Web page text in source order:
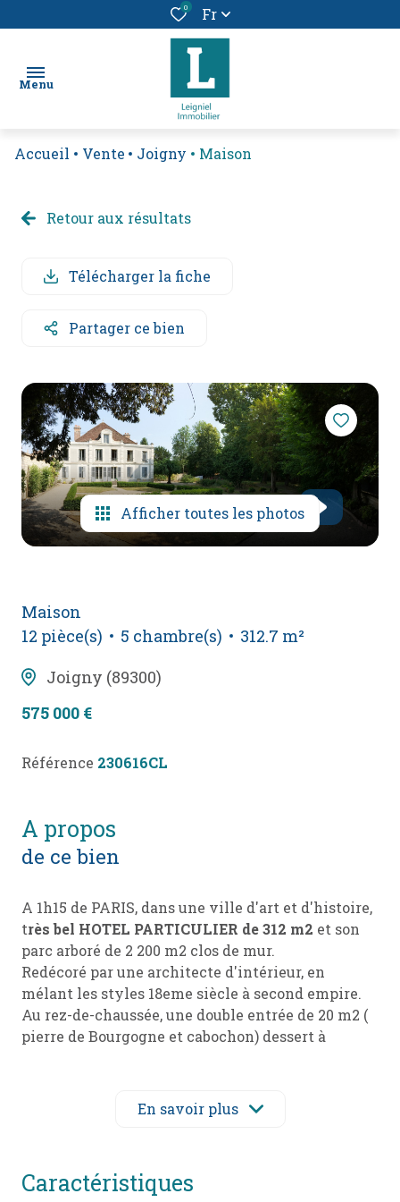
0 Fr
Menu
bien
e-
mail
poser
une
question
l'agence
Accueil Vente Joigny Maison
Retour aux résultats
Télécharger la fiche
Partager ce bien
Afficher toutes les photos
Maison
12 pièce(s)
5 chambre(s)
312.7 m²
Joigny (89300)
575 000 €
Référence 230616CL
a propos
de ce bien
A 1h15 de PARIS, dans une ville d'art et d'histoire,
très bel HOTEL PARTICULIER de 312 m2 et son
parc arboré de 2 200 m2 clos de mur.
Redécoré par une architecte d'intérieur, en
mélant les styles 18eme siècle à second empire.
Au rez-de-chaussée, une double entrée de 20 m2 (
pierre de Bourgogne et cabochon) dessert à
Sur l'aile droite, un petit boudoir ouvre sur un
salon avec parquet chêne, cheminée, boiseries et
suite parentale et à la cuisine, aménagée et
En savoir plus
caractéristiques